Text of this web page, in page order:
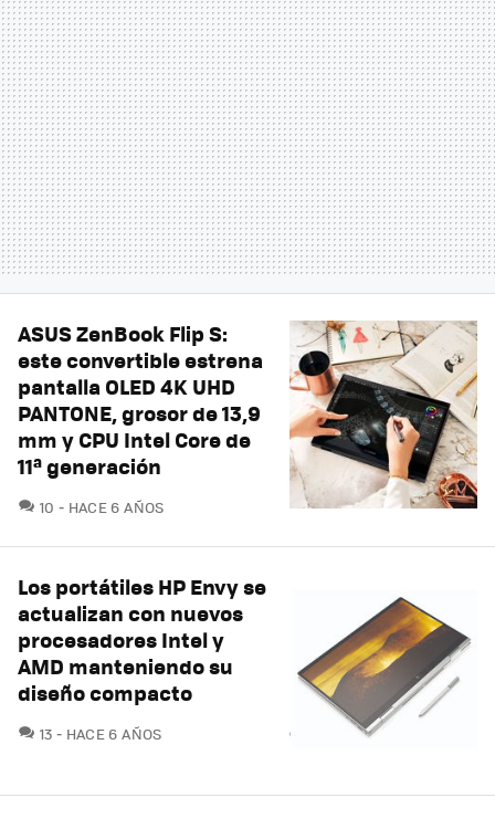
ASUS ZenBook Flip S:
este convertible estrena
pantalla OLED 4K UHD
PANTONE, grosor de 13,9
mm y CPU Intel Core de
11ª generación
10 COMENTARIOS
HACE 6 AÑOS
Los portátiles HP Envy se
actualizan con nuevos
procesadores Intel y
AMD manteniendo su
diseño compacto
13 COMENTARIOS
HACE 6 AÑOS